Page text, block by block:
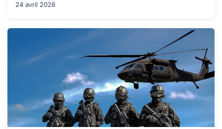
24 avril 2026